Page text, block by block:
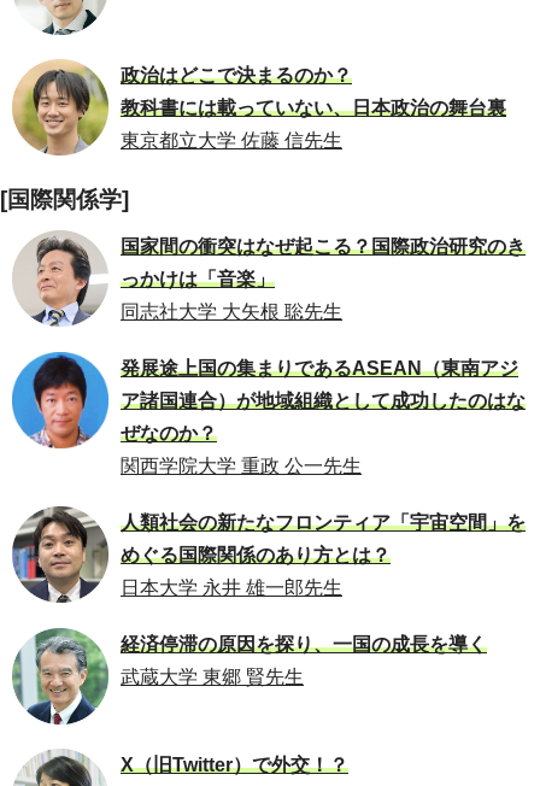
政治はどこで決まるのか？
教科書には載っていない、日本政治の舞台裏
東京都立大学 佐藤 信先生
[国際関係学]
国家間の衝突はなぜ起こる？国際政治研究のき
っかけは「音楽」
同志社大学 大矢根 聡先生
発展途上国の集まりであるASEAN（東南アジ
ア諸国連合）が地域組織として成功したのはな
ぜなのか？
関西学院大学 重政 公一先生
人類社会の新たなフロンティア「宇宙空間」を
めぐる国際関係のあり方とは？
日本大学 永井 雄一郎先生
経済停滞の原因を探り、一国の成長を導く
武蔵大学 東郷 賢先生
X（旧Twitter）で外交！？